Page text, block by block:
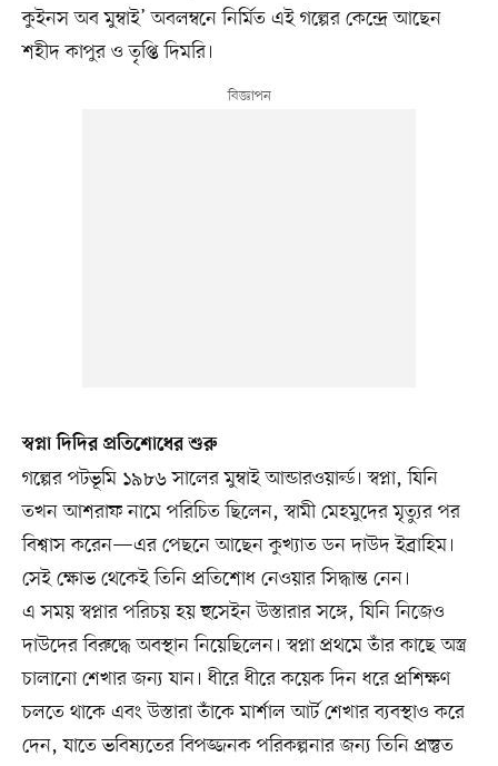
কুইনস অব মুম্বাই’ অবলম্বনে নির্মিত এই গল্পের কেন্দ্রে আছেন
শহীদ কাপুর ও তৃপ্তি দিমরি।
স্বপ্না দিদির প্রতিশোধের শুরু
গল্পের পটভূমি ১৯৮৬ সালের মুম্বাই আন্ডারওয়ার্ল্ড। স্বপ্না, যিনি
তখন আশরাফ নামে পরিচিত ছিলেন, স্বামী মেহমুদের মৃত্যুর পর
বিশ্বাস করেন—এর পেছনে আছেন কুখ্যাত ডন দাউদ ইব্রাহিম।
সেই ক্ষোভ থেকেই তিনি প্রতিশোধ নেওয়ার সিদ্ধান্ত নেন।
এ সময় স্বপ্নার পরিচয় হয় হুসেইন উস্তারার সঙ্গে, যিনি নিজেও
দাউদের বিরুদ্ধে অবস্থান নিয়েছিলেন। স্বপ্না প্রথমে তাঁর কাছে অস্ত্র
চালানো শেখার জন্য যান। ধীরে ধীরে কয়েক দিন ধরে প্রশিক্ষণ
চলতে থাকে এবং উস্তারা তাঁকে মার্শাল আর্ট শেখার ব্যবস্থাও করে
দেন, যাতে ভবিষ্যতের বিপজ্জনক পরিকল্পনার জন্য তিনি প্রস্তুত